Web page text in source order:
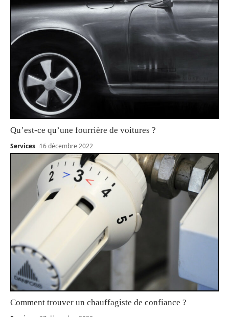
Qu’est-ce qu’une fourrière de voitures ?
Services 16 décembre 2022
Comment trouver un chauffagiste de confiance ?